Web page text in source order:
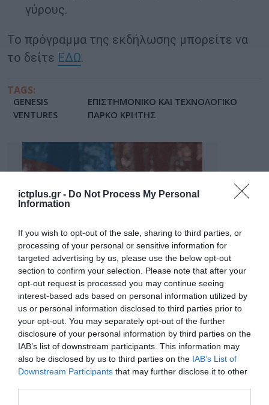
ictplus.gr - Do Not Process My Personal
Information
If you wish to opt-out of the sale, sharing to third parties, or
processing of your personal or sensitive information for
targeted advertising by us, please use the below opt-out
section to confirm your selection. Please note that after your
opt-out request is processed you may continue seeing
interest-based ads based on personal information utilized by
us or personal information disclosed to third parties prior to
your opt-out. You may separately opt-out of the further
disclosure of your personal information by third parties on the
IAB’s list of downstream participants. This information may
also be disclosed by us to third parties on the IAB’s List of
Downstream Participants that may further disclose it to other
γύρους.
Το πρόγραμμα της εκδήλωσης μπορείτε να
το δείτε ΕΔΩ.
TAGS:
GENESIS
VENTURES
ΕΠΙΣΤΗΜΟΝΙΚΟ ΚΑΙ ΤΕΧΝΟΛΟΓΙΚΟ
ΠΑΡΚΟ ΚΡΗΤΗΣ